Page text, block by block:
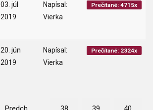
03. júl
2019
Napísal:
Vierka
Prečítané: 4715x
20. jún
2019
Napísal:
Vierka
Prečítané: 2324x